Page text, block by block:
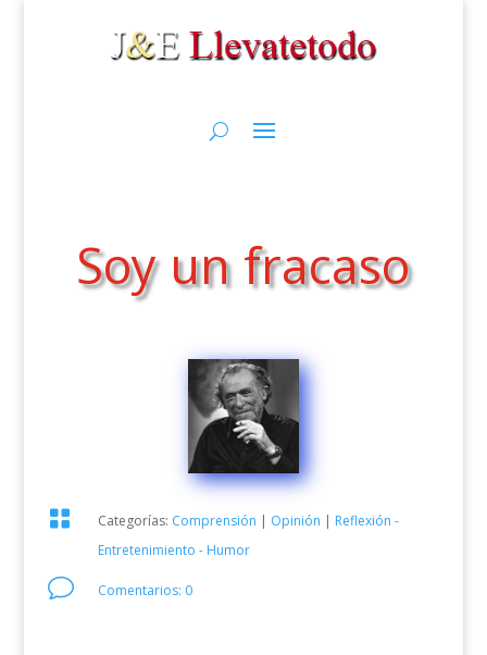
Soy un fracaso
 Categorías: Comprensión | Opinión | Reflexión -
Entretenimiento - Humor
v Comentarios: 0